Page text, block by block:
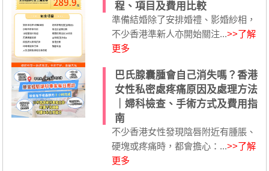
程、項目及費用比較
準備結婚除了安排婚禮、影婚紗相，
不少香港準新人亦開始關注...>>了解
更多
巴氏腺囊腫會自己消失嗎？香港
女性私密處疼痛原因及處理方法
｜婦科檢查、手術方式及費用指
南
不少香港女性發現陰唇附近有腫脹、
硬塊或疼痛時，都會擔心：...>>了解
更多